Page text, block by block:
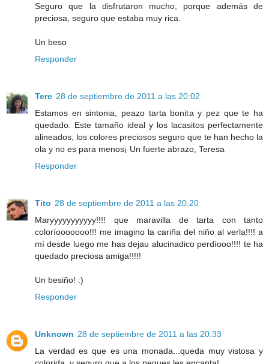
Seguro que la disfrutaron mucho, porque además de
preciosa, seguro que estaba muy rica.
Un beso
Responder
Tere 28 de septiembre de 2011 a las 20:02
Estamos en sintonia, peazo tarta bonita y pez que te ha
quedado. Este tamaño ideal y los lacasitos perfectamente
alineados, los colores preciosos seguro que te han hecho la
ola y no es para menos¡ Un fuerte abrazo, Teresa
Responder
Tito 28 de septiembre de 2011 a las 20:20
Maryyyyyyyyyyy!!!! que maravilla de tarta con tanto
coloríooooooo!!! me imagino la cariña del niño al verla!!!! a
mí desde luego me has dejau alucinadico perdíooo!!!! te ha
quedado preciosa amiga!!!!!
Un besiño! :)
Responder
Unknown 28 de septiembre de 2011 a las 20:33
La verdad es que es una monada...queda muy vistosa y